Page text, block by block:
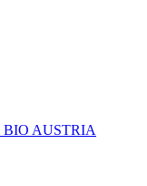
BIO AUSTRIA